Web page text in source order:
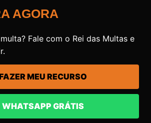
AGORA
Fale com o Rei das Multas e
MEU RECURSO
WHATSAPP GRÁTIS